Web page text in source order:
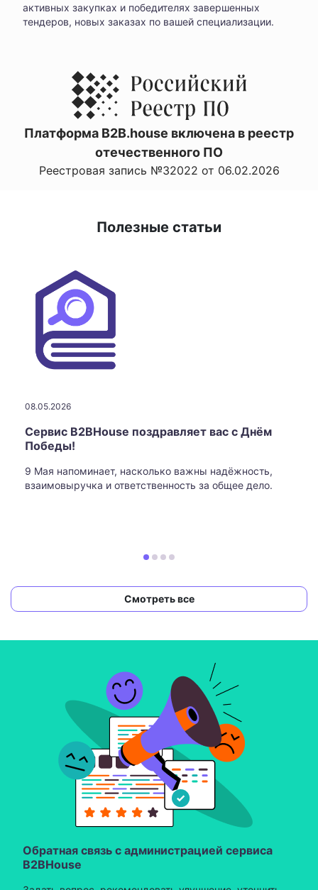
активных закупках и победителях завершенных
тендеров, новых заказах по вашей специализации.
Платформа B2B.house включена в реестр
отечественного ПО
Реестровая запись №32022 от 06.02.2026
Полезные статьи
08.05.2026
Сервис B2BHouse поздравляет вас с Днём
Победы!
9 Мая напоминает, насколько важны надёжность,
взаимовыручка и ответственность за общее дело.
Смотреть все
Обратная связь с администрацией сервиса
B2BHouse